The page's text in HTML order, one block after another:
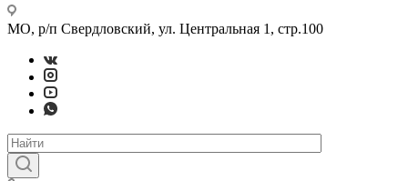
МО, р/п Свердловский, ул. Центральная 1, стр.100